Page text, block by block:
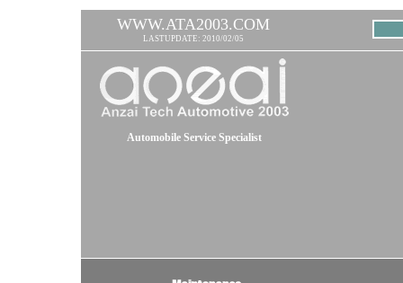
WWW.ATA2003.COM
LASTUPDATE: 2010/02/05
Automobile Service Specialist